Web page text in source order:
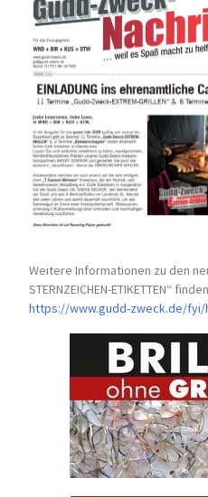
Weitere Informationen zu den
STERNZEICHEN-ETIKETTEN“
https://www.gudd-zweck.de/fyi/